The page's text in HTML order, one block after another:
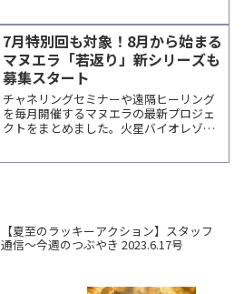
けします。
7月特別回も対象！8月から始まる
マヌエラ「若返り」新シリーズも
募集スタート
チャネリングセミナーや遠隔ヒーリング
を毎月開催するマヌエラの最新プロジェ
クトをまとめました。火星バイオレゾナ
【夏至のラッキーアクション】スタッフ
通信～今週のつぶやき 2023.6.17号